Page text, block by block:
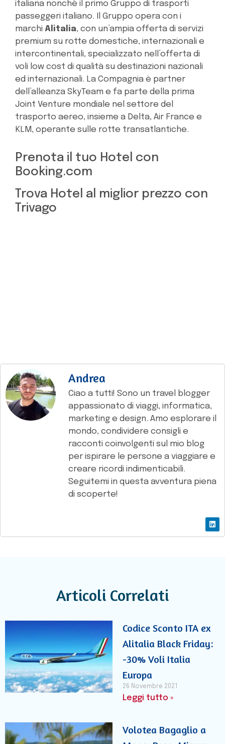
italiana nonchè il primo Gruppo di trasporti
passeggeri italiano. Il Gruppo opera con i
marchi Alitalia, con un’ampia offerta di servizi
premium su rotte domestiche, internazionali e
intercontinentali, specializzato nell’offerta di
voli low cost di qualità su destinazioni nazionali
ed internazionali. La Compagnia è partner
dell’alleanza SkyTeam e fa parte della prima
Joint Venture mondiale nel settore del
trasporto aereo, insieme a Delta, Air France e
KLM, operante sulle rotte transatlantiche.
Prenota il tuo Hotel con
Booking.com
Trova Hotel al miglior prezzo con
Trivago
Andrea
Ciao a tutti! Sono un travel blogger
appassionato di viaggi, informatica,
marketing e design. Amo esplorare il
mondo, condividere consigli e
racconti coinvolgenti sul mio blog
per ispirare le persone a viaggiare e
creare ricordi indimenticabili.
Seguitemi in questa avventura piena
di scoperte!
Articoli Correlati
Codice Sconto ITA ex
Alitalia Black Friday:
-30% Voli Italia
Europa
26 Novembre 2021
Leggi tutto »
Volotea Bagaglio a